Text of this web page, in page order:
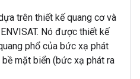
trên thiết kế quang cơ và
Nó được thiết kế
phổ của bức xạ phát
mặt biển (bức xạ phát ra